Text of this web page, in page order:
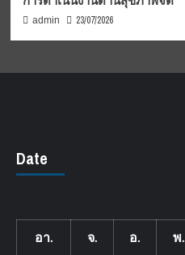
admin 23/07/2026
Date
อา. จ. อ. พ.